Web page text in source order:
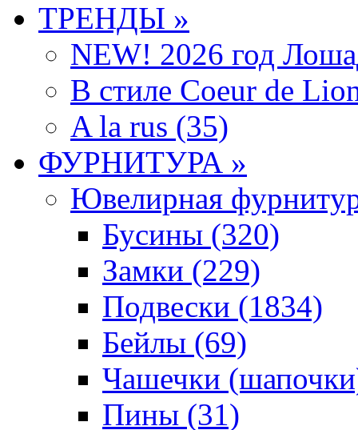
ТРЕНДЫ »
NEW! 2026 год
В стиле Coeur de
A la rus (35)
ФУРНИТУРА »
Ювелирная
Бусины (320)
Замки (229)
Подвески (1834)
Бейлы (69)
Чашечки
Пины (31)